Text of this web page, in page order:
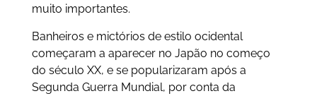
muito importantes.
Banheiros e mictórios de estilo ocidental
começaram a aparecer no Japão no começo
do século XX, e se popularizaram após a
Segunda Guerra Mundial, por conta da